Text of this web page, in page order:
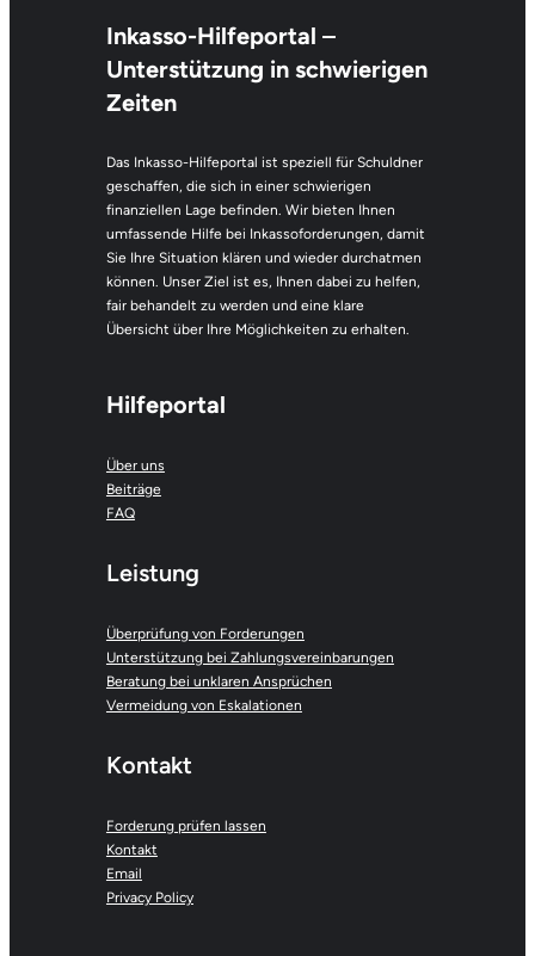
Inkasso-Hilfeportal –
Unterstützung in schwierigen
Zeiten
Das Inkasso-Hilfeportal ist speziell für Schuldner
geschaffen, die sich in einer schwierigen
finanziellen Lage befinden. Wir bieten Ihnen
umfassende Hilfe bei Inkassoforderungen, damit
Sie Ihre Situation klären und wieder durchatmen
können. Unser Ziel ist es, Ihnen dabei zu helfen,
fair behandelt zu werden und eine klare
Übersicht über Ihre Möglichkeiten zu erhalten.
Hilfeportal
Über uns
Beiträge
FAQ
Leistung
Überprüfung von Forderungen
Unterstützung bei Zahlungsvereinbarungen
Beratung bei unklaren Ansprüchen
Vermeidung von Eskalationen
Kontakt
Forderung prüfen lassen
Kontakt
Email
Privacy Policy